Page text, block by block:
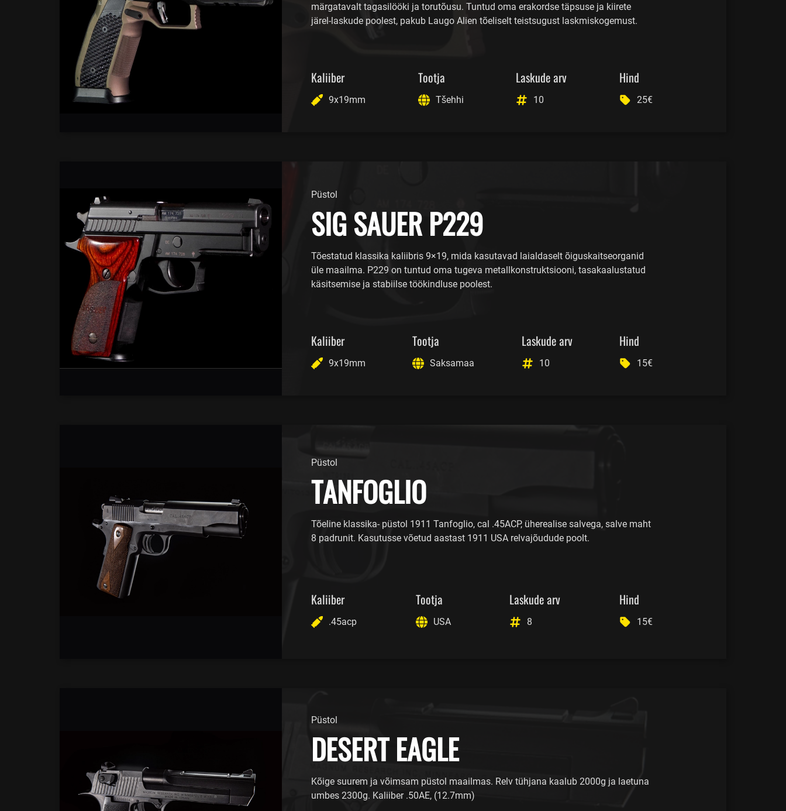
märgatavalt tagasilööki ja torutõusu. Tuntud oma erakordse täpsuse ja kiirete
järel-laskude poolest, pakub Laugo Alien tõeliselt teistsugust laskmiskogemust.
Kaliiber
9x19mm
Tootja
Tšehhi
Laskude arv
10
Hind
25€
Püstol
SIG SAUER P229
Tõestatud klassika kaliibris 9×19, mida kasutavad laialdaselt õiguskaitseorganid
üle maailma. P229 on tuntud oma tugeva metallkonstruktsiooni, tasakaalustatud
käsitsemise ja stabiilse töökindluse poolest.
Kaliiber
9x19mm
Tootja
Saksamaa
Laskude arv
10
Hind
15€
Püstol
TANFOGLIO
Tõeline klassika- püstol 1911 Tanfoglio, cal .45ACP, üherealise salvega, salve maht
8 padrunit. Kasutusse võetud aastast 1911 USA relvajõudude poolt.
Kaliiber
.45acp
Tootja
USA
Laskude arv
8
Hind
15€
Püstol
DESERT EAGLE
Kõige suurem ja võimsam püstol maailmas. Relv tühjana kaalub 2000g ja laetuna
umbes 2300g. Kaliiber .50AE, (12.7mm)